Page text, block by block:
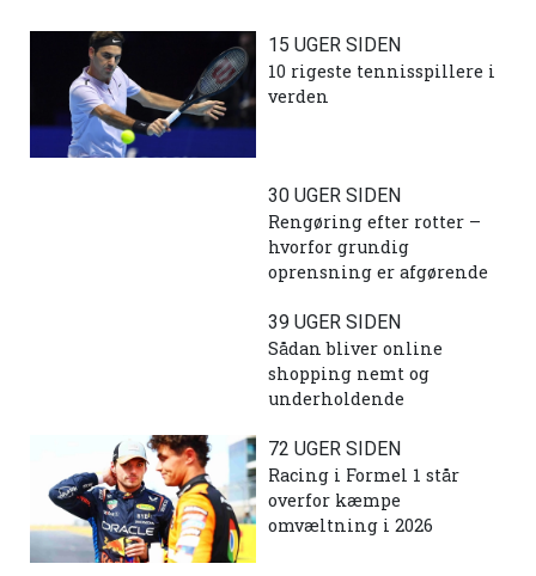
15 UGER SIDEN
10 rigeste tennisspillere i
verden
30 UGER SIDEN
Rengøring efter rotter –
hvorfor grundig
oprensning er afgørende
39 UGER SIDEN
Sådan bliver online
shopping nemt og
underholdende
72 UGER SIDEN
Racing i Formel 1 står
overfor kæmpe
omvæltning i 2026